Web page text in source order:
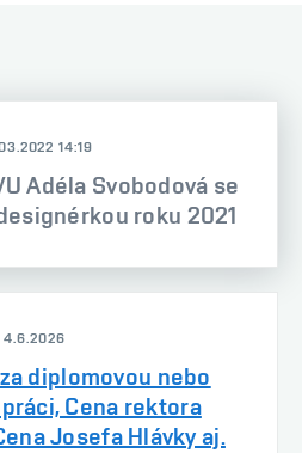
14:19
Adéla Svobodová se
roku 2021
4.6.2026
diplomovou nebo
Cena rektora
Josefa Hlávky aj.